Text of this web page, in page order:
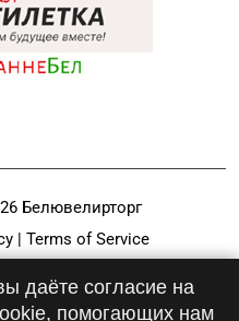
Белювелирторг
| Terms of Service
даёте согласие на
помогающих нам